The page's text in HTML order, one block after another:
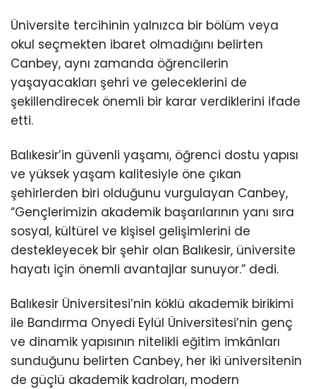
Üniversite tercihinin yalnızca bir bölüm veya
okul seçmekten ibaret olmadığını belirten
Canbey, aynı zamanda öğrencilerin
yaşayacakları şehri ve geleceklerini de
şekillendirecek önemli bir karar verdiklerini ifade
etti.
Balıkesir’in güvenli yaşamı, öğrenci dostu yapısı
ve yüksek yaşam kalitesiyle öne çıkan
şehirlerden biri olduğunu vurgulayan Canbey,
“Gençlerimizin akademik başarılarının yanı sıra
sosyal, kültürel ve kişisel gelişimlerini de
destekleyecek bir şehir olan Balıkesir, üniversite
hayatı için önemli avantajlar sunuyor.” dedi.
Balıkesir Üniversitesi’nin köklü akademik birikimi
ile Bandırma Onyedi Eylül Üniversitesi’nin genç
ve dinamik yapısının nitelikli eğitim imkânları
sunduğunu belirten Canbey, her iki üniversitenin
de güçlü akademik kadroları, modern